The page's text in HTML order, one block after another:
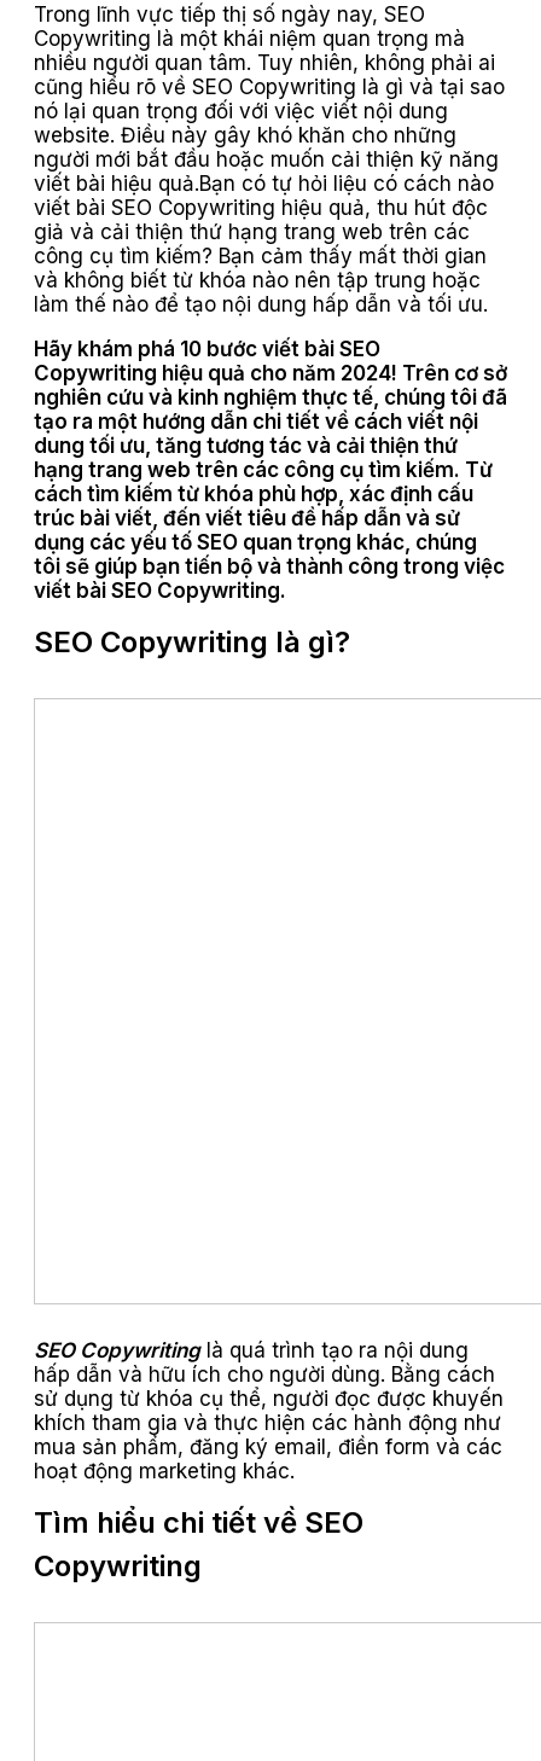
Trong lĩnh vực tiếp thị số ngày nay, SEO
Copywriting là một khái niệm quan trọng mà
nhiều người quan tâm. Tuy nhiên, không phải ai
cũng hiểu rõ về SEO Copywriting là gì và tại sao
nó lại quan trọng đối với việc viết nội dung
website. Điều này gây khó khăn cho những
người mới bắt đầu hoặc muốn cải thiện kỹ năng
viết bài hiệu quả.Bạn có tự hỏi liệu có cách nào
viết bài SEO Copywriting hiệu quả, thu hút độc
giả và cải thiện thứ hạng trang web trên các
công cụ tìm kiếm? Bạn cảm thấy mất thời gian
và không biết từ khóa nào nên tập trung hoặc
làm thế nào để tạo nội dung hấp dẫn và tối ưu.
Hãy khám phá 10 bước viết bài SEO
Copywriting hiệu quả cho năm 2024! Trên cơ sở
nghiên cứu và kinh nghiệm thực tế, chúng tôi đã
tạo ra một hướng dẫn chi tiết về cách viết nội
dung tối ưu, tăng tương tác và cải thiện thứ
hạng trang web trên các công cụ tìm kiếm. Từ
cách tìm kiếm từ khóa phù hợp, xác định cấu
trúc bài viết, đến viết tiêu đề hấp dẫn và sử
dụng các yếu tố SEO quan trọng khác, chúng
tôi sẽ giúp bạn tiến bộ và thành công trong việc
viết bài SEO Copywriting.
SEO Copywriting là gì?
SEO Copywritinglà quá trình tạo ra nội dung
hấp dẫn và hữu ích cho người dùng. Bằng cách
sử dụng từ khóa cụ thể, người đọc được khuyến
khích tham gia và thực hiện các hành động như
mua sản phẩm, đăng ký email, điền form và các
hoạt động marketing khác.
Tìm hiểu chi tiết về SEO
Copywriting